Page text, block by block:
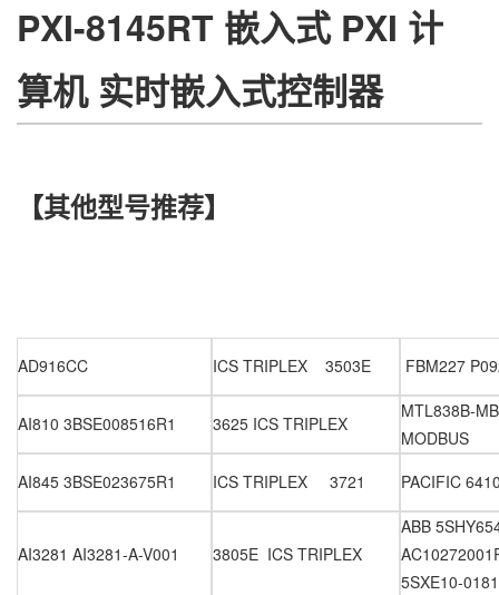
PXI-8145RT 嵌入式 PXI 计
算机 实时嵌入式控制器
【其他型号推荐】
AD916CC ICS TRIPLEX 3503E FBM227
AI810 3BSE008516R1 3625 ICS TRIPLEX
MTL838B-
MODBUS
AI845 3BSE023675R1
ICS TRIPLEX 3721 PACIFIC
AI3281 AI3281-A-V001 3805E ICS TRIPLEX
ABB
5SXE10-0181